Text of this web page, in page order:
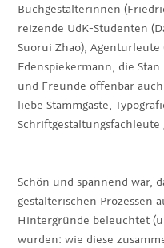
Buchgestalterinnen
reizende UdK-Studenten
Suorui Zhao), Agenturleute
Edenspiekermann, die
und Freunde offenbar
liebe Stammgäste,
Schön und spannend war,
gestalterischen Prozessen
Hintergründe beleuchtet
wurden: wie diese